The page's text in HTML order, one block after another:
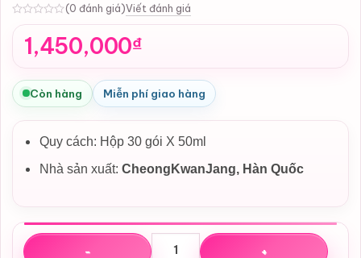
(0 đánh giá)Viết đánh giá
1,450,000₫
Còn hàng Miễn phí giao hàng
Quy cách: Hộp 30 gói X 50ml
Nhà sản xuất: CheongKwanJang, Hàn Quốc
Nước uống hồng sâm Hong Sam Won PLUS+